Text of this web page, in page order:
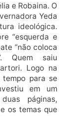
e Robaina. O
Yeda
ideológica.
“esquerda e
“não coloca
Quem saiu
Logo na
para se
em um
páginas,
os temas que